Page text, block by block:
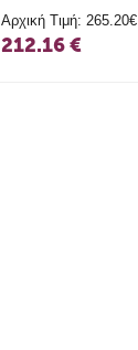
Αρχική Τιμή:265.20€
212.16 €